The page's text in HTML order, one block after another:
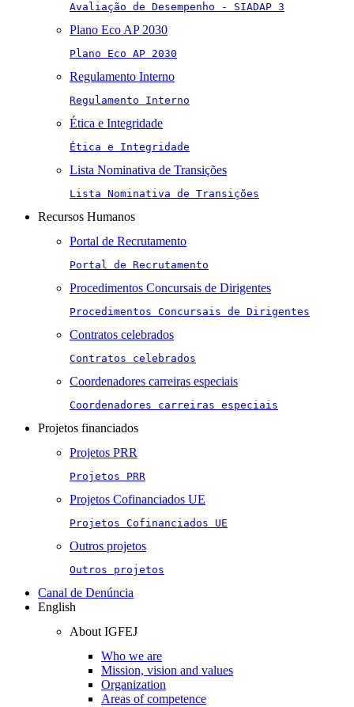
Avaliação de Desempenho - SIADAP 3
Plano Eco AP 2030
Plano Eco AP 2030
Regulamento Interno
Regulamento Interno
Ética e Integridade
Ética e Integridade
Lista Nominativa de Transições
Lista Nominativa de Transições
Recursos Humanos
Portal de Recrutamento
Portal de Recrutamento
Procedimentos Concursais de Dirigentes
Procedimentos Concursais de Dirigentes
Contratos celebrados
Contratos celebrados
Coordenadores carreiras especiais
Coordenadores carreiras especiais
Projetos financiados
Projetos PRR
Projetos PRR
Projetos Cofinanciados UE
Projetos Cofinanciados UE
Outros projetos
Outros projetos
Canal de Denúncia
English
About IGFEJ
Who we are
Mission, vision and values
Organization
Areas of competence